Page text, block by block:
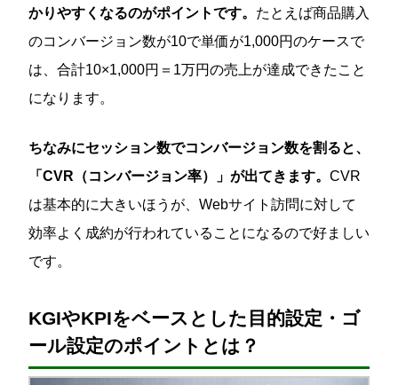
かりやすくなるのがポイントです。 たとえば商品購入
のコンバージョン数が10で単価が1,000円のケースで
は、合計10×1,000円＝1万円の売上が達成できたこと
になります。
ちなみにセッション数でコンバージョン数を割ると、
「CVR（コンバージョン率）」が出てきます。 CVR
は基本的に大きいほうが、Webサイト訪問に対して
効率よく成約が行われていることになるので好ましい
です。
KGIやKPIをベースとした目的設定・ゴ
ール設定のポイントとは？